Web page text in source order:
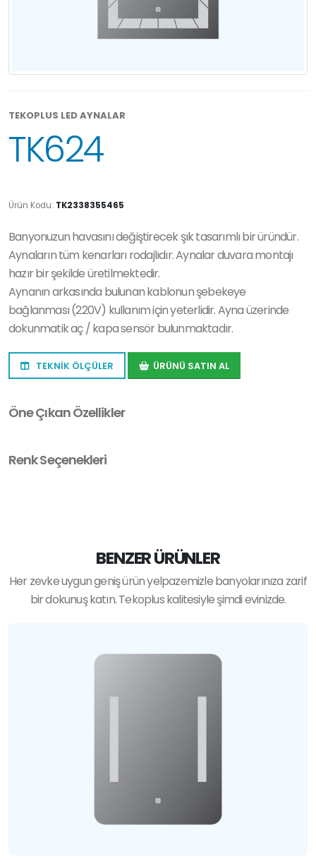
TEKOPLUS LED AYNALAR
TK624
Ürün Kodu: TK2338355465
Banyonuzun havasını değiştirecek şık tasarımlı bir üründür.
Aynaların tüm kenarları rodajlıdır. Aynalar duvara montajı
hazır bir şekilde üretilmektedir.
Aynanın arkasında bulunan kablonun şebekeye
bağlanması (220V) kullanım için yeterlidir. Ayna üzerinde
dokunmatik aç / kapa sensör bulunmaktadır.
TEKNİK ÖLÇÜLER ÜRÜNÜ SATIN AL
Öne Çıkan Özellikler
Renk Seçenekleri
BENZER ÜRÜNLER
Her zevke uygun geniş ürün yelpazemizle banyolarınıza zarif
bir dokunuş katın. Tekoplus kalitesiyle şimdi evinizde.